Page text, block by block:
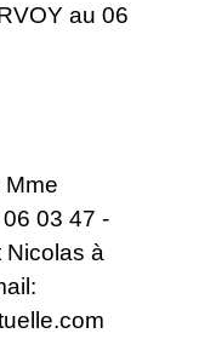
au 06
03 47 -
à